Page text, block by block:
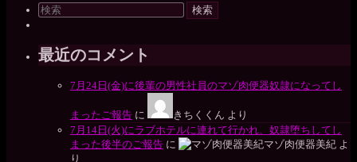
検
象:
最近のコメント
7月24日(金)に後輩の男性社員のマゾ肉便器奴隷になってし
まったご報告 に きちくくん より
7月14日(火)にラブホテルに連れて行かれ、奴隷堕ちしてし
まった後半のご報告 に マゾ肉便器美紀 よ
り